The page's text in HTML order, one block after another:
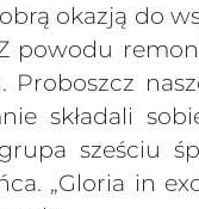
okazją do
składali
sześciu
„Gloria in